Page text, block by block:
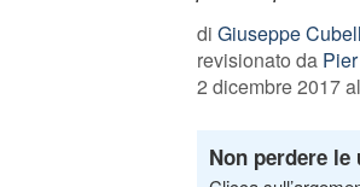
di Giuseppe
revisionato da
2 dicembre 2017
Non perdere le